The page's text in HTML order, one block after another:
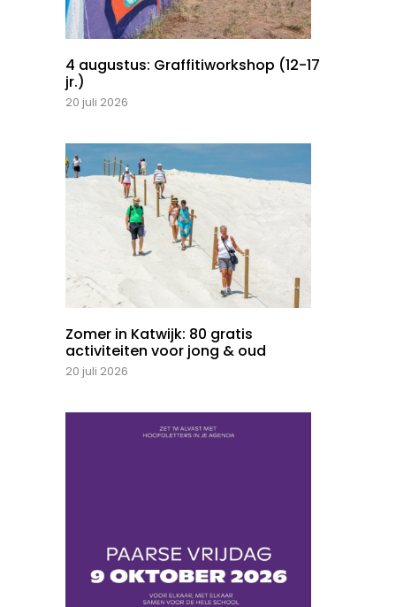
4 augustus: Graffitiworkshop (12-17
jr.)
20 juli 2026
Zomer in Katwijk: 80 gratis
activiteiten voor jong & oud
20 juli 2026